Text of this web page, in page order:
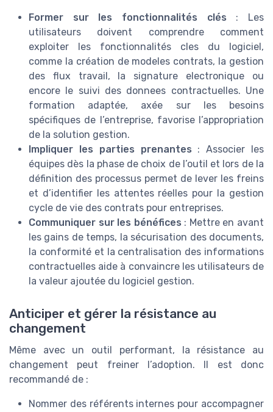
Former sur les fonctionnalités clés : Les
utilisateurs doivent comprendre comment
exploiter les fonctionnalités cles du logiciel,
comme la création de modeles contrats, la gestion
des flux travail, la signature electronique ou
encore le suivi des donnees contractuelles. Une
formation adaptée, axée sur les besoins
spécifiques de l’entreprise, favorise l’appropriation
de la solution gestion.
Impliquer les parties prenantes : Associer les
équipes dès la phase de choix de l’outil et lors de la
définition des processus permet de lever les freins
et d’identifier les attentes réelles pour la gestion
cycle de vie des contrats pour entreprises.
Communiquer sur les bénéfices : Mettre en avant
les gains de temps, la sécurisation des documents,
la conformité et la centralisation des informations
contractuelles aide à convaincre les utilisateurs de
la valeur ajoutée du logiciel gestion.
Anticiper et gérer la résistance au
changement
Même avec un outil performant, la résistance au
changement peut freiner l’adoption. Il est donc
recommandé de :
Nommer des référents internes pour accompagner